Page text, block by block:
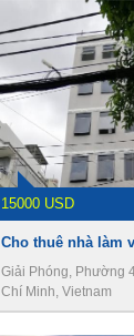
15000 USD
Giải Phóng, Phường
Chí Minh, Vietnam